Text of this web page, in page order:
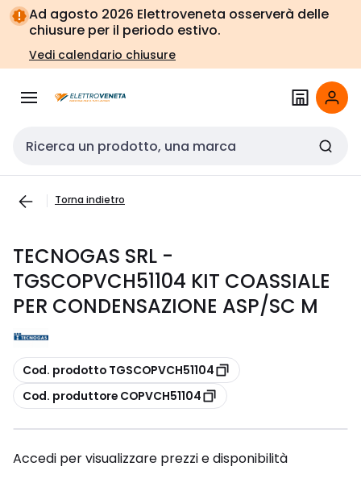
Vai alla
navigazione
Vai
alla
pagina
Ad agosto 2026 Elettroveneta osserverà delle
chiusure per il periodo estivo.
Vedi calendario chiusure
Cerca input
Torna indietro
TECNOGAS SRL -
TGSCOPVCH51104 KIT COASSIALE
PER CONDENSAZIONE ASP/SC M
copia
Cod. prodotto TGSCOPVCH51104
copia
Cod. produttore COPVCH51104
Accedi per visualizzare prezzi e disponibilità